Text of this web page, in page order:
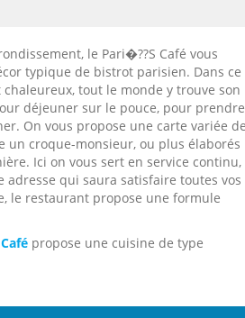
le Pari�??S Café vous
typique de bistrot parisien. Dans ce
tout le monde y trouve son
déjeuner sur le pouce, pour prendre
On vous propose une carte variée
un croque-monsieur, ou plus élaborés
Ici on vous sert en service continu,
adresse qui saura satisfaire toutes vos
le restaurant propose une formule
propose une cuisine de type